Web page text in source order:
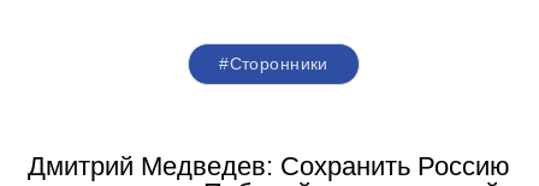
#Сторонники
Дмитрий Медведев: Сохранить Россию